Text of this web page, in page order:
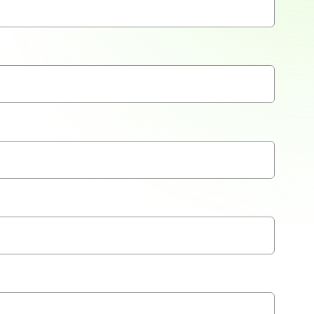
voor social media,